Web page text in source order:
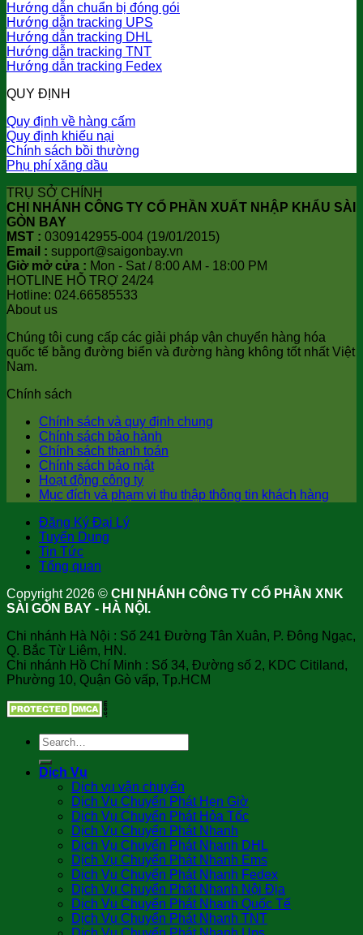
Hướng dẫn chuẩn bị đóng gói
Hướng dẫn tracking UPS
Hướng dẫn tracking DHL
Hướng dẫn tracking TNT
Hướng dẫn tracking Fedex
QUY ĐỊNH
Quy định về hàng cấm
Quy định khiếu nại
Chính sách bồi thường
Phụ phí xăng dầu
TRỤ SỞ CHÍNH
CHI NHÁNH CÔNG TY CỔ PHẦN XUẤT NHẬP KHẨU SÀI
GÒN BAY
MST : 0309142955-004 (19/01/2015)
Email : support@saigonbay.vn
Giờ mở cửa : Mon - Sat / 8:00 AM - 18:00 PM
HOTLINE HỖ TRỢ 24/24
Hotline: 024.66585533
About us
Chúng tôi cung cấp các giải pháp vận chuyển hàng hóa
quốc tế bằng đường biển và đường hàng không tốt nhất Việt
Nam.
Chính sách
Chính sách và quy định chung
Chính sách bảo hành
Chính sách thanh toán
Chính sách bảo mật
Hoạt động công ty
Mục đích và phạm vi thu thập thông tin khách hàng
Đăng Ký Đại Lý
Tuyển Dụng
Tin Tức
Tổng quan
Copyright 2026 © CHI NHÁNH CÔNG TY CỔ PHẦN XNK
SÀI GÒN BAY - HÀ NỘI.
Chi nhánh Hà Nội : Số 241 Đường Tân Xuân, P. Đông Ngạc,
Q. Bắc Từ Liêm, HN.
Chi nhánh Hồ Chí Minh : Số 34, Đường số 2, KDC Citiland,
Phường 10, Quận Gò vấp, Tp.HCM
Dịch Vụ
Dịch vụ vận chuyển
Dịch Vụ Chuyển Phát Hẹn Giờ
Dịch Vụ Chuyển Phát Hỏa Tốc
Dịch Vụ Chuyển Phát Nhanh
Dịch Vụ Chuyển Phát Nhanh DHL
Dịch Vụ Chuyển Phát Nhanh Ems
Dịch Vụ Chuyển Phát Nhanh Fedex
Dịch Vụ Chuyển Phát Nhanh Nội Địa
Dịch Vụ Chuyển Phát Nhanh Quốc Tế
Dịch Vụ Chuyển Phát Nhanh TNT